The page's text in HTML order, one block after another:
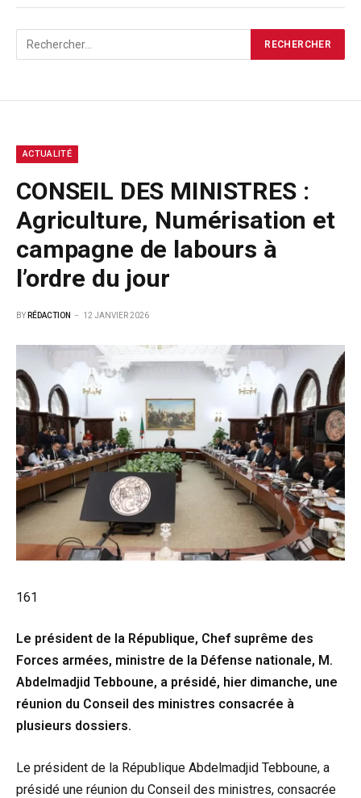
ACTUALITÉ
CONSEIL DES MINISTRES :
Agriculture, Numérisation et
campagne de labours à
l’ordre du jour
BY RÉDACTION 12 JANVIER 2026
161
Le président de la République, Chef suprême des
Forces armées, ministre de la Défense nationale, M.
Abdelmadjid Tebboune, a présidé, hier dimanche, une
réunion du Conseil des ministres consacrée à
plusieurs dossiers.
Le président de la République Abdelmadjid Tebboune, a
présidé une réunion du Conseil des ministres, consacrée